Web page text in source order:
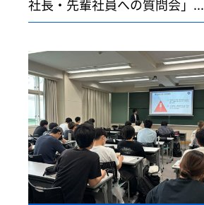
社長・先輩社員への質問会」...